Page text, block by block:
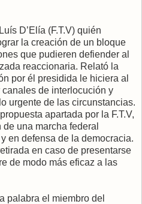
D’Elía (F.T.V) quién
la creación de un bloque
que pudieren defiender al
reaccionaria. Relató la
por él presidida le hiciera al
de interlocución y
urgente de las circunstancias.
apartada por la F.T.V,
una marcha federal
en defensa de la democracia.
en caso de presentarse
de modo más eficaz a las
palabra el miembro del